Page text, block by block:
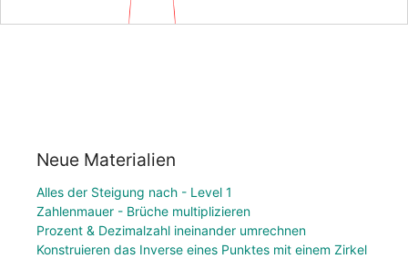
Neue Materialien
Alles der Steigung nach - Level 1
Zahlenmauer - Brüche multiplizieren
Prozent & Dezimalzahl ineinander umrechnen
Konstruieren das Inverse eines Punktes mit einem Zirkel